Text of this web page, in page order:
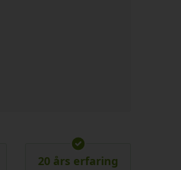
20 års erfaring